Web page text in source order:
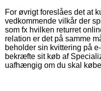
For øvrigt foreslåes det at
vedkommende vilkår der
som fx hvilken returret
relation er det på samme
beholder sin kvittering på
bekræfte sit køb af
uafhængig om du skal